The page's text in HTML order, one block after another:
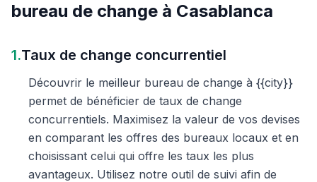
bureau de change à Casablanca
1.Taux de change concurrentiel
Découvrir le meilleur bureau de change à {{city}}
permet de bénéficier de taux de change
concurrentiels. Maximisez la valeur de vos devises
en comparant les offres des bureaux locaux et en
choisissant celui qui offre les taux les plus
avantageux. Utilisez notre outil de suivi afin de